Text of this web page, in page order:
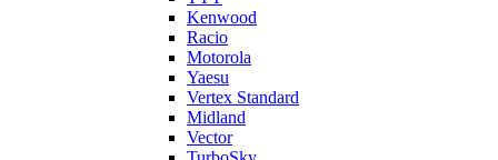
Kenwood
Racio
Motorola
Yaesu
Vertex Standard
Midland
Vector